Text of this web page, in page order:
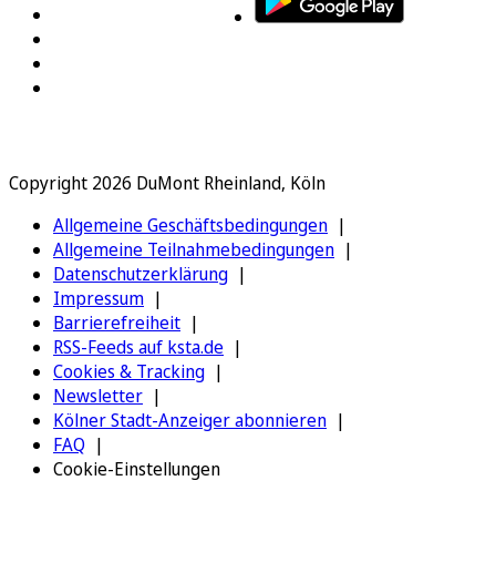
Copyright 2026 DuMont Rheinland, Köln
Allgemeine Geschäftsbedingungen
Allgemeine Teilnahmebedingungen
Datenschutzerklärung
Impressum
Barrierefreiheit
RSS-Feeds auf ksta.de
Cookies & Tracking
Newsletter
Kölner Stadt-Anzeiger abonnieren
FAQ
Cookie-Einstellungen